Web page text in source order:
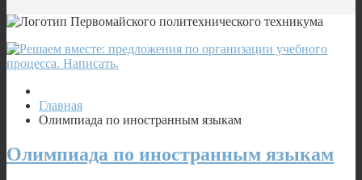
Главная
Олимпиада по иностранным языкам
Олимпиада по иностранным языкам